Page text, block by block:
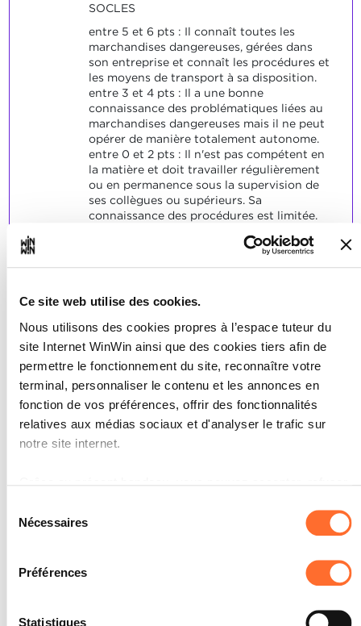
Ce site web utilise des cookies.
Nous utilisons des cookies propres à l’espace tuteur du
site Internet WinWin ainsi que des cookies tiers afin de
permettre le fonctionnement du site, reconnaître votre
terminal, personnaliser le contenu et les annonces en
fonction de vos préférences, offrir des fonctionnalités
relatives aux médias sociaux et d'analyser le trafic sur
notre site internet.
l’exception des cookies strictement nécessaires au
fonctionnement du site. Une description des différents
cookies est accessible sous l’onglet « Détails » ci-dessus.
fonctionnalités (ex : lecture de vidéos, partage sur les
Nécessaires
Préférences
Statistiques
SOCLES
entre 5 et 6 pts : Il connaît toutes les
marchandises dangereuses, gérées dans
son entreprise et connaît les procédures et
les moyens de transport à sa disposition.
entre 3 et 4 pts : Il a une bonne
connaissance des problématiques liées au
marchandises dangereuses mais il ne peut
opérer de manière totalement autonome.
entre 0 et 2 pts : Il n'est pas compétent en
la matière et doit travailler régulièrement
ou en permanence sous la supervision de
ses collègues ou supérieurs. Sa
connaissance des procédures est limitée.
4
linguistiques nécessaires, aussi
bien à l’oral qu’à l’écrit, afin de
pouvoir communiquer avec les
partenaires internes et
externes. Ce qui signifie qu’il
est capable de discuter en
clairement par écrit en français